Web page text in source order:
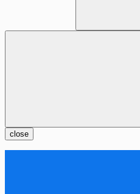
close